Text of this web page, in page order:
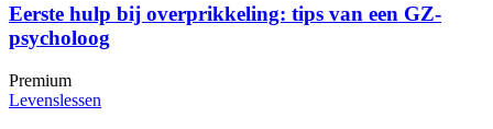
Eerste hulp bij overprikkeling: tips van een GZ-
psycholoog
Premium
Levenslessen